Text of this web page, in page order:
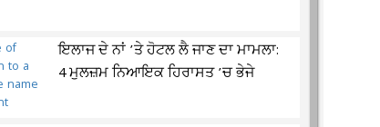
ਇਲਾਜ ਦੇ ਨਾਂ ’ਤੇ ਹੋਟਲ ਲੈ ਜਾਣ ਦਾ ਮਾਮਲਾ:
4 ਮੁਲਜ਼ਮ ਨਿਆਇਕ ਹਿਰਾਸਤ ’ਚ ਭੇਜੇ